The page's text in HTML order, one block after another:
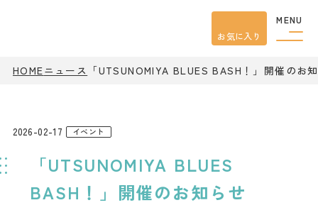
MENU
お気に入り
HOMEニュース 「UTSUNOMIYA BLUES BASH！」開催のお
「UTSUNOMIYA BLUES
BASH！」開催のお知らせ
2026-02-17 イベント
観光案内
イベント
モデル コース
宿泊